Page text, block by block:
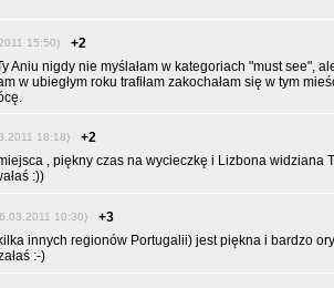
15:50)
+2
Aniu nigdy nie myślałam w kategoriach "must see",
w ubiegłym roku trafiłam zakochałam się w tym
18:18)
+2
, piękny czas na wycieczkę i Lizbona widziana
:))
10:30)
+3
innych regionów Portugalii) jest piękna i bardzo
:-)